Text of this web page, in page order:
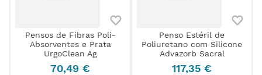
Pensos de Fibras Poli-
Absorventes e Prata
UrgoClean Ag
70,49 €
Penso Estéril de
Poliuretano com Silicone
Advazorb Sacral
117,35 €